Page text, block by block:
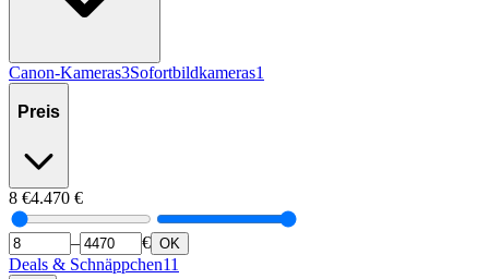
Canon-Kameras3Sofortbildkameras1
Preis
8 €4.470 €
– € OK
Deals & Schnäppchen11